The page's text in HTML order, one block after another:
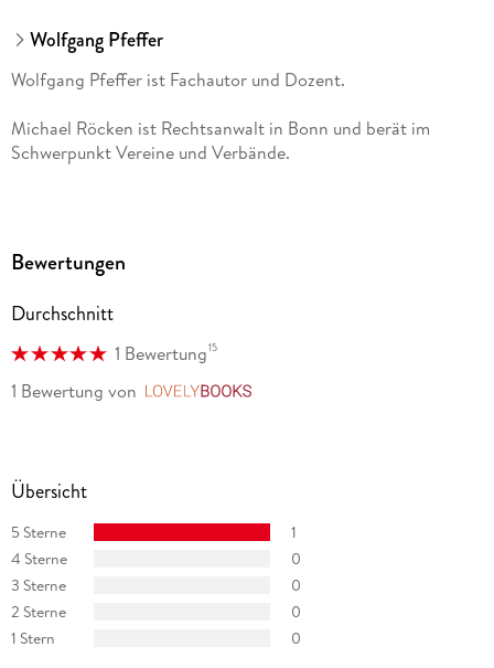
Wolfgang Pfeffer
Wolfgang Pfeffer ist Fachautor und Dozent.
Michael Röcken ist Rechtsanwalt in Bonn und berät im
Schwerpunkt Vereine und Verbände.
Bewertungen
Durchschnitt
1 Bewertung15
1 Bewertung von
Übersicht
5 Sterne
1
4 Sterne
0
3 Sterne
0
2 Sterne
0
1 Stern
0